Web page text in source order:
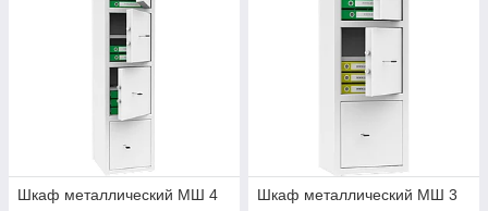
Шкаф металлический МШ 4
Шкаф металлический МШ 3